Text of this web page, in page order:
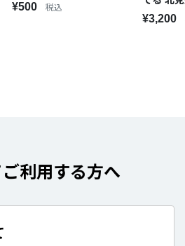
¥500 税込
¥3,200
利用する方へ